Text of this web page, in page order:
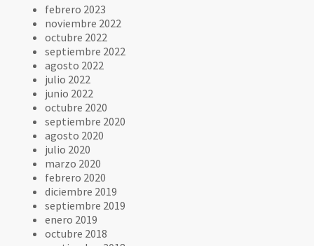
febrero 2023
noviembre 2022
octubre 2022
septiembre 2022
agosto 2022
julio 2022
junio 2022
octubre 2020
septiembre 2020
agosto 2020
julio 2020
marzo 2020
febrero 2020
diciembre 2019
septiembre 2019
enero 2019
octubre 2018